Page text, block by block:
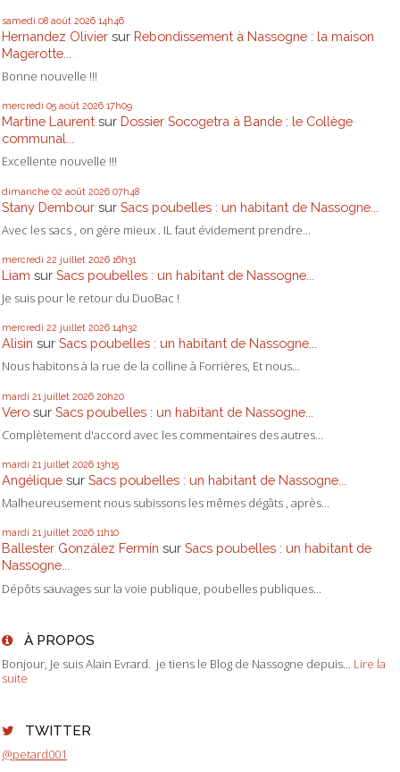
samedi 08 août 2026 14h46
Hernandez Olivier sur Rebondissement à Nassogne : la maison
Magerotte...
Bonne nouvelle !!!
mercredi 05 août 2026 17h09
Martine Laurent sur Dossier Socogetra à Bande : le Collège
communal...
Excellente nouvelle !!!
dimanche 02 août 2026 07h48
Stany Dembour sur Sacs poubelles : un habitant de Nassogne...
Avec les sacs , on gère mieux . IL faut évidement prendre...
mercredi 22 juillet 2026 16h31
Liam sur Sacs poubelles : un habitant de Nassogne...
Je suis pour le retour du DuoBac !
mercredi 22 juillet 2026 14h32
Alisin sur Sacs poubelles : un habitant de Nassogne...
Nous habitons à la rue de la colline à Forrières, Et nous...
mardi 21 juillet 2026 20h20
Vero sur Sacs poubelles : un habitant de Nassogne...
Complètement d'accord avec les commentaires des autres...
mardi 21 juillet 2026 13h15
Angélique sur Sacs poubelles : un habitant de Nassogne...
Malheureusement nous subissons les mêmes dégâts , après...
mardi 21 juillet 2026 11h10
Ballester González Fermín sur Sacs poubelles : un habitant de
Nassogne...
Dépôts sauvages sur la voie publique, poubelles publiques...
À PROPOS
Bonjour, Je suis Alain Evrard. je tiens le Blog de Nassogne depuis... Lire la
suite
TWITTER
@petard001